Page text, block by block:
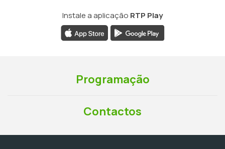
Instale a aplicação RTP Play
Programação
Contactos